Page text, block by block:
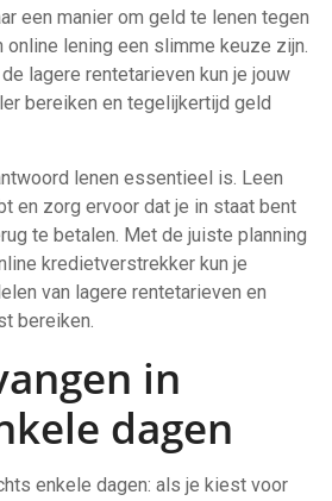
een manier om geld te lenen tegen
online lening een slimme keuze zijn.
lagere rentetarieven kun je jouw
bereiken en tegelijkertijd geld
lenen essentieel is. Leen
en zorg ervoor dat je in staat bent
te betalen. Met de juiste planning
kredietverstrekker kun je
van lagere rentetarieven en
bereiken.
in
dagen
enkele dagen: als je kiest voor